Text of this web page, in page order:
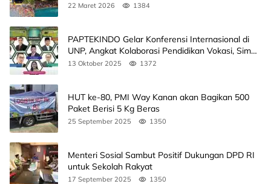
22 Maret 2026 1384
PAPTEKINDO Gelar Konferensi Internasional di
UNP, Angkat Kolaborasi Pendidikan Vokasi, Simak
Agendanya
13 Oktober 2025 1372
HUT ke-80, PMI Way Kanan akan Bagikan 500
Paket Berisi 5 Kg Beras
25 September 2025 1350
Menteri Sosial Sambut Positif Dukungan DPD RI
untuk Sekolah Rakyat
17 September 2025 1350